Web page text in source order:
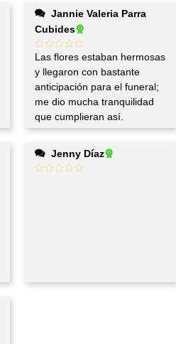
Cubides
Las flores estaban hermosas
y llegaron con bastante
anticipación para el funeral;
me dio mucha tranquilidad
que cumplieran así.
Jenny Díaz